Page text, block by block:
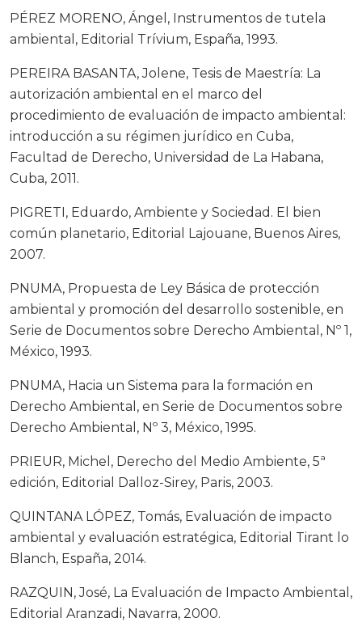
PÉREZ MORENO, Ángel, Instrumentos de tutela
ambiental, Editorial Trívium, España, 1993.
PEREIRA BASANTA, Jolene, Tesis de Maestría: La
autorización ambiental en el marco del
procedimiento de evaluación de impacto ambiental:
introducción a su régimen jurídico en Cuba,
Facultad de Derecho, Universidad de La Habana,
Cuba, 2011.
PIGRETI, Eduardo, Ambiente y Sociedad. El bien
común planetario, Editorial Lajouane, Buenos Aires,
2007.
PNUMA, Propuesta de Ley Básica de protección
ambiental y promoción del desarrollo sostenible, en
Serie de Documentos sobre Derecho Ambiental, Nº 1,
México, 1993.
PNUMA, Hacia un Sistema para la formación en
Derecho Ambiental, en Serie de Documentos sobre
Derecho Ambiental, Nº 3, México, 1995.
PRIEUR, Michel, Derecho del Medio Ambiente, 5ª
edición, Editorial Dalloz-Sirey, Paris, 2003.
QUINTANA LÓPEZ, Tomás, Evaluación de impacto
ambiental y evaluación estratégica, Editorial Tirant lo
Blanch, España, 2014.
RAZQUIN, José, La Evaluación de Impacto Ambiental,
Editorial Aranzadi, Navarra, 2000.